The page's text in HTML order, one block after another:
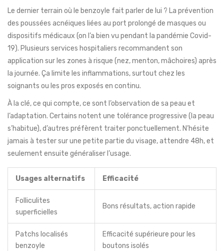
Le dernier terrain où le benzoyle fait parler de lui ? La prévention
des poussées acnéiques liées au port prolongé de masques ou
dispositifs médicaux (on l’a bien vu pendant la pandémie Covid-
19). Plusieurs services hospitaliers recommandent son
application sur les zones à risque (nez, menton, mâchoires) après
la journée. Ça limite les inflammations, surtout chez les
soignants ou les pros exposés en continu.
À la clé, ce qui compte, ce sont l’observation de sa peau et
l’adaptation. Certains notent une tolérance progressive (la peau
s’habitue), d’autres préfèrent traiter ponctuellement. N’hésite
jamais à tester sur une petite partie du visage, attendre 48h, et
seulement ensuite généraliser l’usage.
Usages alternatifs Efficacité
Folliculites
superficielles
Bons résultats, action rapide
Patchs localisés
benzoyle
Efficacité supérieure pour les
boutons isolés